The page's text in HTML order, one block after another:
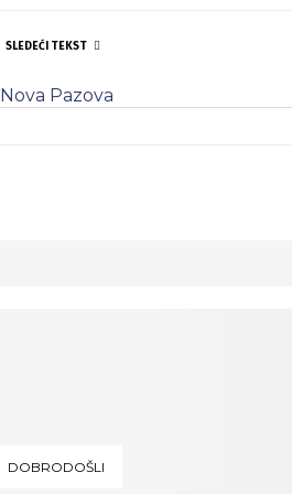
SLEDEĆI TEKST
Nova Pazova
DOBRODOŠLI